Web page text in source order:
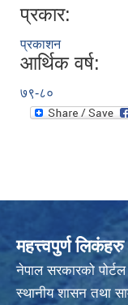
प्रकार:
प्रकाशन
आर्थिक वर्ष:
७९-८०
महत्त्वपुर्ण लिकंहरु
नेपाल सरकारको पोर्टल
स्थानीय शासन तथा